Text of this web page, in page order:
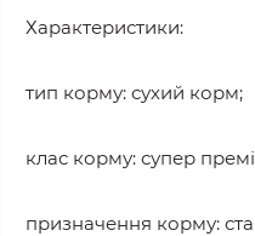
Характеристики:
тип корму: сухий корм;
клас корму: супер
призначення корму: